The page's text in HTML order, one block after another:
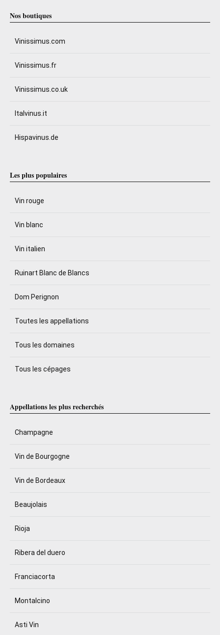
Nos boutiques
Vinissimus.com
Vinissimus.fr
Vinissimus.co.uk
Italvinus.it
Hispavinus.de
Les plus populaires
Vin rouge
Vin blanc
Vin italien
Ruinart Blanc de Blancs
Dom Perignon
Toutes les appellations
Tous les domaines
Tous les cépages
Appellations les plus recherchés
Champagne
Vin de Bourgogne
Vin de Bordeaux
Beaujolais
Rioja
Ribera del duero
Franciacorta
Montalcino
Asti Vin